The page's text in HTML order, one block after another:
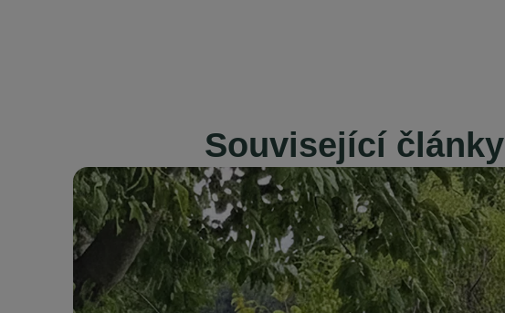
Související články